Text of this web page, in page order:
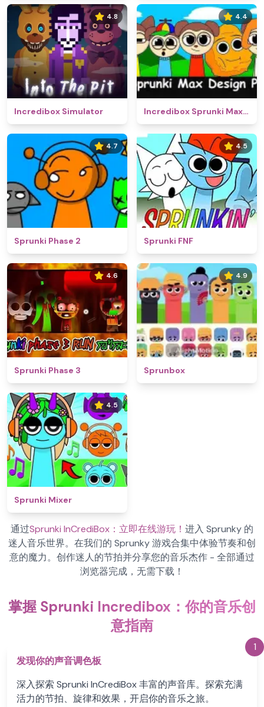
4.8
Incredibox Simulator
4.4
Incredibox Sprunki Max Design Pro
4.7
Sprunki Phase 2
4.5
Sprunki FNF
4.6
Sprunki Phase 3
4.9
Sprunbox
4.5
Sprunki Mixer
通过Sprunki InCrediBox：立即在线游玩！ 进入 Sprunky 的
迷人音乐世界。在我们的 Sprunky 游戏合集中体验节奏和创
意的魔力。创作迷人的节拍并分享您的音乐杰作 - 全部通过
浏览器完成，无需下载！
掌握 Sprunki Incredibox：你的音乐创
意指南
1
发现你的声音调色板
深入探索 Sprunki InCrediBox 丰富的声音库。探索充满
活力的节拍、旋律和效果，开启你的音乐之旅。